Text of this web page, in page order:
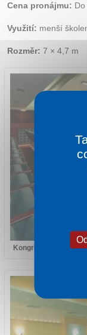
Cena pronájmu:
Využití: menší
Rozměr: 7 × 4,7 m
Kongresový sál